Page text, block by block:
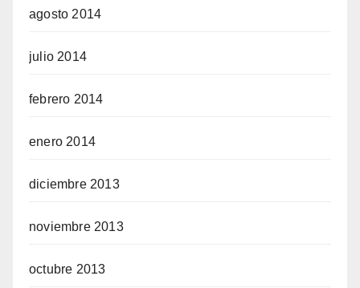
agosto 2014
julio 2014
febrero 2014
enero 2014
diciembre 2013
noviembre 2013
octubre 2013